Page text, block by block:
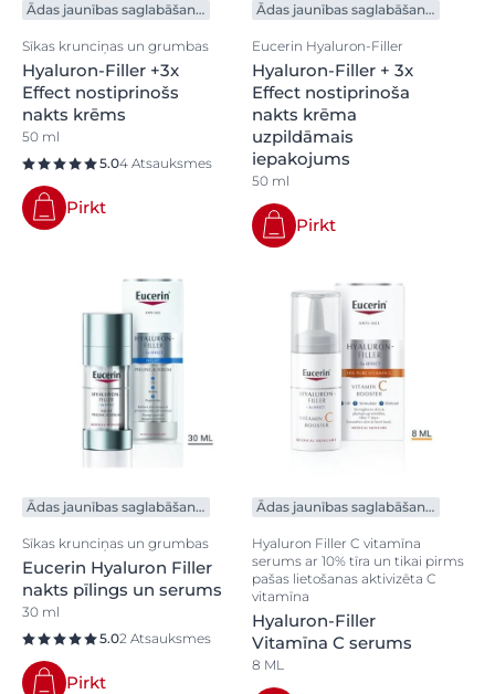
Ādas jaunības saglabāšanai
Sīkas krunciņas un grumbas
Hyaluron-Filler +3x
Effect nostiprinošs
nakts krēms
50 ml
5.04 Atsauksmes
Pirkt
Ādas jaunības saglabāšanai
Eucerin Hyaluron-Filler
Hyaluron-Filler + 3x
Effect nostiprinoša
nakts krēma
uzpildāmais
iepakojums
50 ml
Pirkt
Ādas jaunības saglabāšanai
Sīkas krunciņas un grumbas
Eucerin Hyaluron Filler
nakts pīlings un serums
30 ml
5.02 Atsauksmes
Pirkt
Ādas jaunības saglabāšanai
Hyaluron Filler C vitamīna
serums ar 10% tīra un tikai pirms
pašas lietošanas aktivizēta C
vitamīna
Hyaluron-Filler
Vitamīna C serums
8 ML